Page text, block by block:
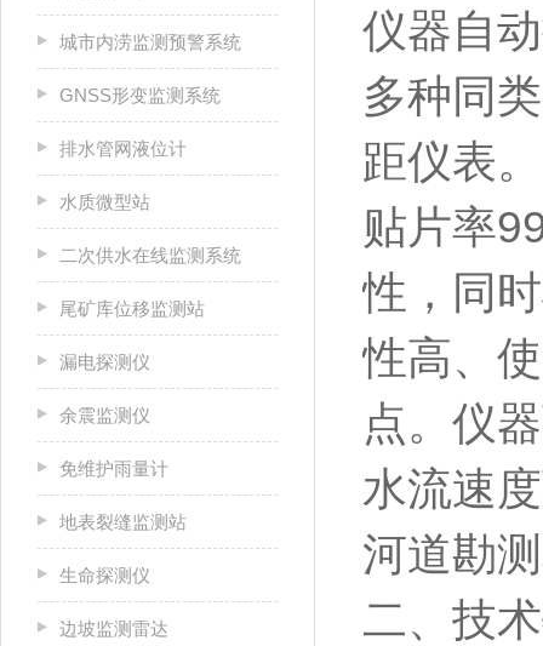
城市内涝监测预警系统
GNSS形变监测系统
排水管网液位计
水质微型站
二次供水在线监测系统
尾矿库位移监测站
漏电探测仪
余震监测仪
免维护雨量计
地表裂缝监测站
生命探测仪
边坡监测雷达
仪器自
多种同
距仪表
贴片率
性，同
性高、
点。仪
水流速
河道勘
二、技